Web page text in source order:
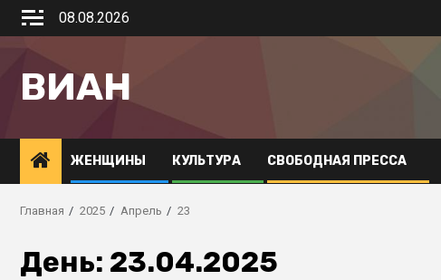
08.08.2026
ВИАН
ЖЕНЩИНЫ КУЛЬТУРА СВОБОДНАЯ ПРЕССА
Главная 2025 Апрель 23
День: 23.04.2025